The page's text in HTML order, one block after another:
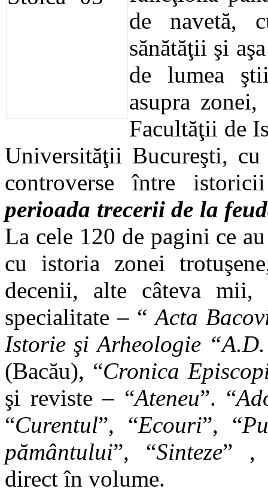
de navetă,
sănătăţii şi
de lumea
asupra
Facultăţii de
Universităţii Bucureşti,
controverse între
perioada trecerii de la
La cele 120 de pagini ce
cu istoria zonei
decenii, alte câteva
specialitate – “Acta
Istorie şiArheologie
(Bacău), “Cronica
şi reviste – “Ateneu”. “
“Curentul”, “Ecouri”, “
pământului”, “Sinteze” ,
direct în volume.